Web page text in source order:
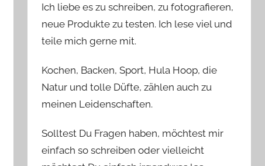
Ich liebe es zu schreiben, zu fotografieren,
neue Produkte zu testen. Ich lese viel und
teile mich gerne mit.
Kochen, Backen, Sport, Hula Hoop, die
Natur und tolle Düfte, zählen auch zu
meinen Leidenschaften.
Solltest Du Fragen haben, möchtest mir
einfach so schreiben oder vielleicht